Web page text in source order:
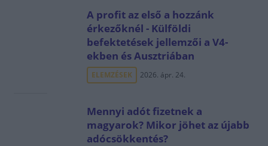
A profit az első a hozzánk
érkezőknél - Külföldi
befektetések jellemzői a V4-
ekben és Ausztriában
ELEMZÉSEK 2026. ápr. 24.
Mennyi adót fizetnek a
magyarok? Mikor jöhet az újabb
adócsökkentés?